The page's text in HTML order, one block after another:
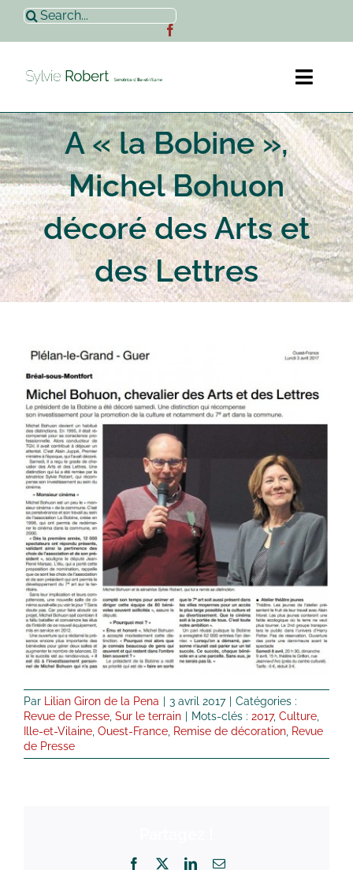
Passer
contenu
Rechercher:
Accueil
Sylvie Robert
Actualités
Contact
A « la Bobine »,
Michel Bohuon
décoré des Arts et
des Lettres
Par Lilian Giron de la Pena 3 avril 2017
Catégories :
Revue de Presse Sur le terrain Mots-clés : 2017, Culture
Ille-et-Vilaine Ouest-France Remise de décoration Revue
de Presse
Facebook LinkedInEmail